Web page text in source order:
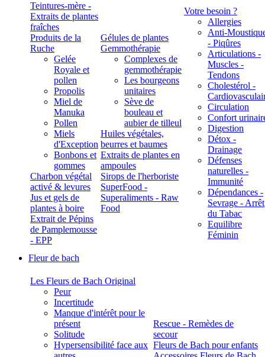
Teintures-mère -
Extraits de plantes
fraîches
Produits de la
Ruche
Gelée
Royale et
pollen
Propolis
Miel de
Manuka
Pollen
Miels
d'Exception
Bonbons et
gommes
Charbon végétal
activé & levures
Jus et gels de
plantes à boire
Extrait de Pépins
de Pamplemousse
- EPP
Gélules de plantes
Gemmothérapie
Complexes de
gemmothérapie
Les bourgeons
unitaires
Sève de
bouleau et
aubier de tilleul
Huiles végétales,
beurres et baumes
Extraits de plantes en
ampoules
Sirops de l'herboriste
SuperFood -
Superaliments - Raw
Food
Votre besoin ?
Allergies
Anti-
- Piqûres
Articulations -
Muscles -
Tendons
Cholestérol -
Circulation
Confort
Digestion
Détox -
Drainage
Défenses
naturelles -
Immunité
Dépendances -
Sevrage - Arrêt
du Tabac
Equilibre
Féminin
Fleur de bach
Les Fleurs de Bach Original
Peur
Incertitude
Manque d'intérêt pour le
présent
Solitude
Hypersensibilité face aux
Rescue - Remèdes de
secour
Fleurs de Bach pour enfants